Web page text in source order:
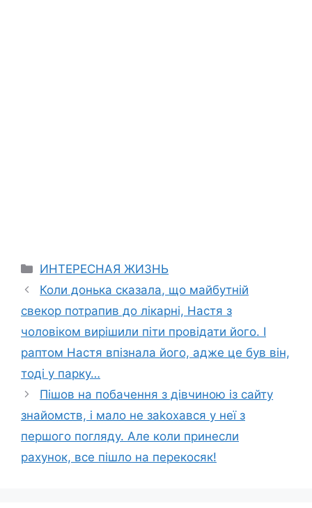
Categories
ИНТЕРЕСНАЯ ЖИЗНЬ
Коли донька сказала, що майбутній
свекор потрапив до лікарні, Настя з
чоловіком вирішили піти провідати його. І
раптом Настя впізнала його, адже це був він,
тоді у парку…
Пішов на побачення з дівчиною із сайту
знайомств, і мало не заkохався у неї з
першого погляду. Але коли принесли
рахунок, все пішло на перекосяк!